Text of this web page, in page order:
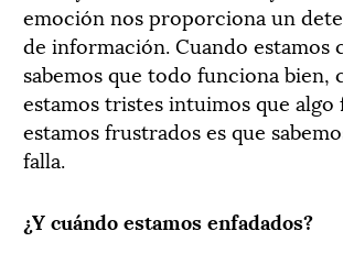
emoción nos proporciona un
de información. Cuando estamos
sabemos que todo funciona bien,
estamos tristes intuimos que algo
estamos frustrados es que
falla.
¿Y cuándo estamos enfadados?